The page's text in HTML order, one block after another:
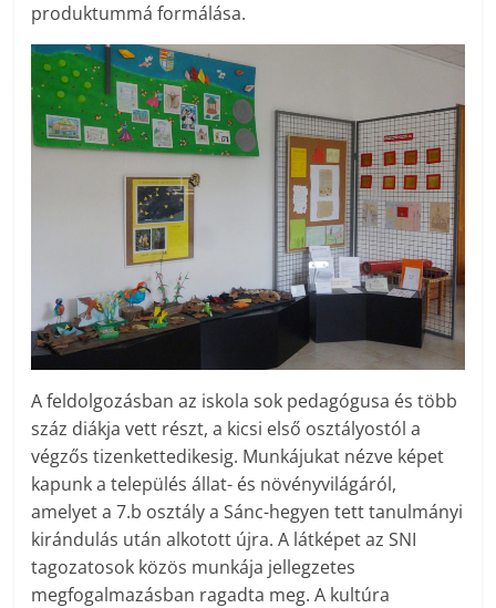
produktummá formálása.
A feldolgozásban az iskola sok pedagógusa és több
száz diákja vett részt, a kicsi első osztályostól a
végzős tizenkettedikesig. Munkájukat nézve képet
kapunk a település állat- és növényvilágáról,
amelyet a 7.b osztály a Sánc-hegyen tett tanulmányi
kirándulás után alkotott újra. A látképet az SNI
tagozatosok közös munkája jellegzetes
megfogalmazásban ragadta meg. A kultúra